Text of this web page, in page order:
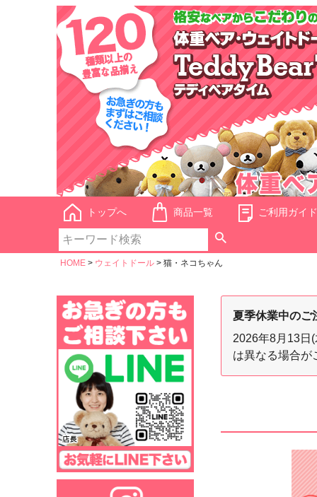
トップへ 商品一覧 ご利用ガイド
HOME ウェイトドール 猫・ネコちゃん
夏季休業中のご
2026年8月13日
は異なる場合が